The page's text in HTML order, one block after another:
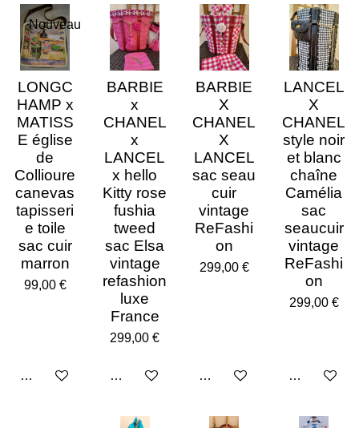
g
e
r
g
e
r
g
e
r
Nouveau
LONGC
HAMP x
MATISS
E église
de
Collioure
canevas
tapisseri
e toile
sac cuir
marron
99,00 €
Ajouter au panier
BARBIE
x
CHANEL
x
LANCEL
x hello
Kitty rose
fushia
tweed
sac Elsa
vintage
refashion
luxe
France
299,00 €
Ajouter au panier
BARBIE
X
CHANEL
X
LANCEL
sac seau
cuir
vintage
ReFashi
on
299,00 €
Ajouter au panier
LANCEL
X
CHANEL
style noir
et blanc
chaîne
Camélia
sac
seaucuir
vintage
ReFashi
on
299,00 €
Ajouter au